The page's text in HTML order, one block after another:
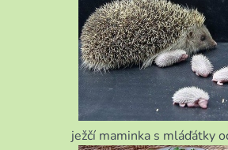
ježčí maminka s mláďátky